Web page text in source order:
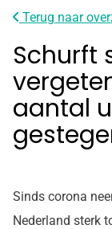
Terug naar
Schurft
aantal
Sinds corona
Nederland sterk